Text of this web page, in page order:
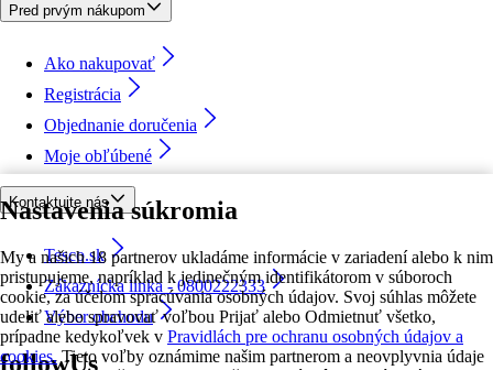
Nastavenia súkromia
My a našich 18 partnerov ukladáme informácie v zariadení alebo k nim
pristupujeme, napríklad k jedinečným identifikátorom v súboroch
cookie, za účelom spracúvania osobných údajov. Svoj súhlas môžete
udeliť alebo spravovať voľbou Prijať alebo Odmietnuť všetko,
prípadne kedykoľvek v Pravidlách pre ochranu osobných údajov a
cookies. Tieto voľby oznámime našim partnerom a neovplyvnia údaje
Pred prvým nákupom
Ako nakupovať
Registrácia
Objednanie doručenia
Moje obľúbené
Kontaktujte nás
Tesco.sk
Zákaznícka linka - 0800222333
Výber obchodu
followUs